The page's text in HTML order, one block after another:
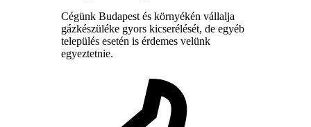
Cégünk Budapest és környékén vállalja
gázkészüléke gyors kicserélését, de egyéb
település esetén is érdemes velünk
egyeztetnie.